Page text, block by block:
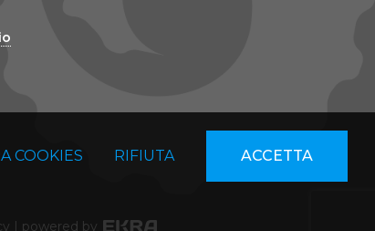
| powered by
COOKIES RIFIUTA ACCETTA